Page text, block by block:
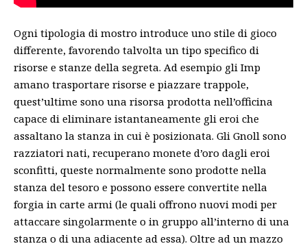
Ogni tipologia di mostro introduce uno stile di gioco
differente, favorendo talvolta un tipo specifico di
risorse e stanze della segreta. Ad esempio gli Imp
amano trasportare risorse e piazzare trappole,
quest’ultime sono una risorsa prodotta nell’officina
capace di eliminare istantaneamente gli eroi che
assaltano la stanza in cui è posizionata. Gli Gnoll sono
razziatori nati, recuperano monete d’oro dagli eroi
sconfitti, queste normalmente sono prodotte nella
stanza del tesoro e possono essere convertite nella
forgia in carte armi (le quali offrono nuovi modi per
attaccare singolarmente o in gruppo all’interno di una
stanza o di una adiacente ad essa). Oltre ad un mazzo